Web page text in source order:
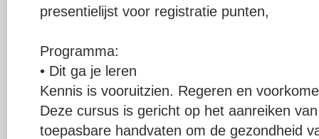
presentielijst voor registratie punten,
Programma:
• Dit ga je leren
Kennis is vooruitzien. Regeren en
Deze cursus is gericht op het aanreiken
toepasbare handvaten om de gezondheid